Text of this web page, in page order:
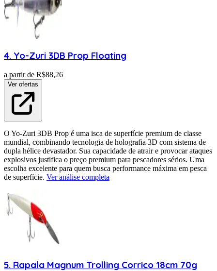
4. Yo-Zuri 3DB Prop Floating
a partir de R$88,26
Ver ofertas
O Yo-Zuri 3DB Prop é uma isca de superfície premium de classe
mundial, combinando tecnologia de holografia 3D com sistema de
dupla hélice devastador. Sua capacidade de atrair e provocar ataques
explosivos justifica o preço premium para pescadores sérios. Uma
escolha excelente para quem busca performance máxima em pesca
de superfície. Ver análise completa
5. Rapala Magnum Trolling Corrico 18cm 70g